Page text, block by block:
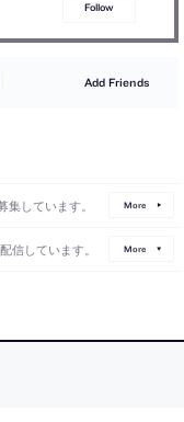
Follow
Add Friends
しています。 More
信しています。 More